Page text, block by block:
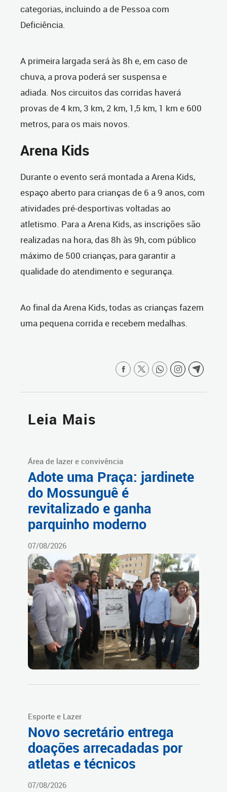
categorias, incluindo a de Pessoa com
Deficiência.
A primeira largada será às 8h e, em caso de
chuva, a prova poderá ser suspensa e
adiada. Nos circuitos das corridas haverá
provas de 4 km, 3 km, 2 km, 1,5 km, 1 km e 600
metros, para os mais novos.
Arena Kids
Durante o evento será montada a Arena Kids,
espaço aberto para crianças de 6 a 9 anos, com
atividades pré-desportivas voltadas ao
atletismo. Para a Arena Kids, as inscrições são
realizadas na hora, das 8h às 9h, com público
máximo de 500 crianças, para garantir a
qualidade do atendimento e segurança.
Ao final da Arena Kids, todas as crianças fazem
uma pequena corrida e recebem medalhas.
Leia Mais
Área de lazer e convivência
Adote uma Praça: jardinete
do Mossunguê é
revitalizado e ganha
parquinho moderno
07/08/2026
Esporte e Lazer
Novo secretário entrega
doações arrecadadas por
atletas e técnicos
07/08/2026